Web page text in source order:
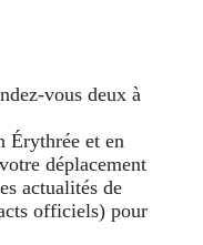
vous deux à
Érythrée et en
déplacement
actualités de
officiels) pour